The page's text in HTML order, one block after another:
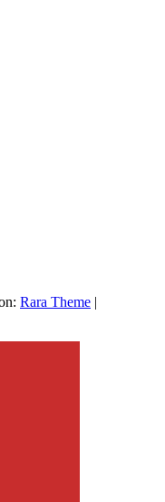
Rara Theme |